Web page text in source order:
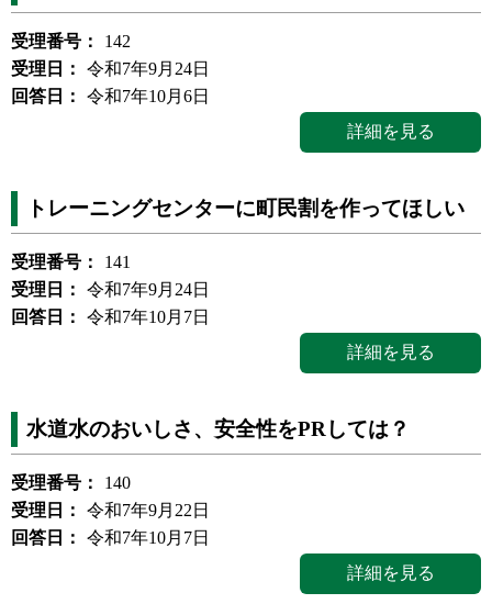
受理番号：
142
受理日：
令和7年9月24日
回答日：
令和7年10月6日
詳細を見る
トレーニングセンターに町民割を作ってほしい
受理番号：
141
受理日：
令和7年9月24日
回答日：
令和7年10月7日
詳細を見る
水道水のおいしさ、安全性をPRしては？
受理番号：
140
受理日：
令和7年9月22日
回答日：
令和7年10月7日
詳細を見る